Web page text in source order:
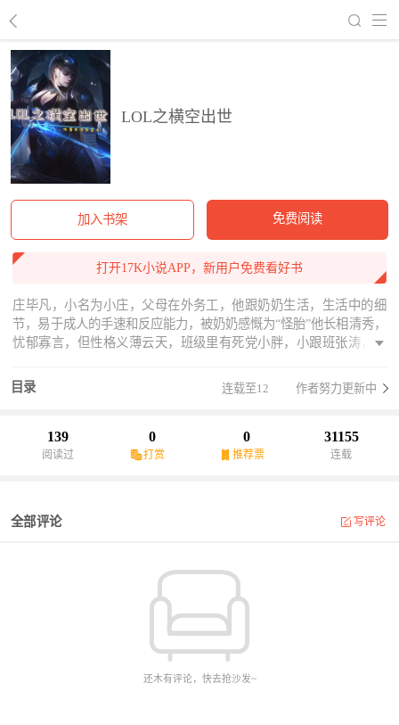
LOL之横空出世
加入书架 免费阅读
打开17K小说APP，新用户免费看好书
庄毕凡，小名为小庄，父母在外务工，他跟奶奶生活，生活中的细
节，易于成人的手速和反应能力，被奶奶感慨为“怪胎”他长相清秀，
忧郁寡言，但性格义薄云天，班级里有死党小胖，小跟班张涛，机
浪……
目录 连载至12 作者努力更新中
139
阅读过
0
打赏
0
推荐票
31155
连载
全部评论 写评论
还木有评论，快去抢沙发~